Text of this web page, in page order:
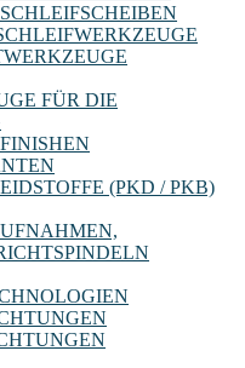
FÜR DIE
(PKD / PKB)